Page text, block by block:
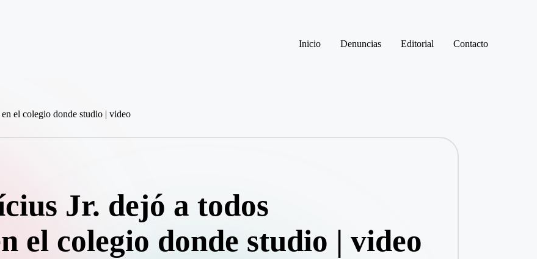
Inicio Denuncias Editorial Contacto
Jr. dejó a todos
el colegio donde studio | video